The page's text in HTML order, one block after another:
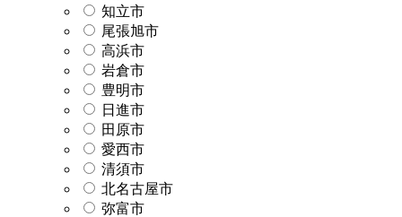
知立市
尾張旭市
高浜市
岩倉市
豊明市
日進市
田原市
愛西市
清須市
北名古屋市
弥富市